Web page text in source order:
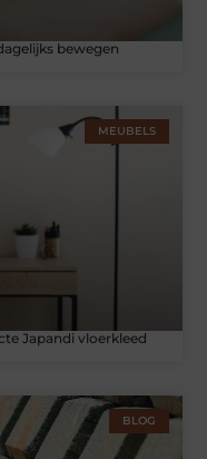
bewegen
MEUBELS
Japandi vloerkleed
BLOG